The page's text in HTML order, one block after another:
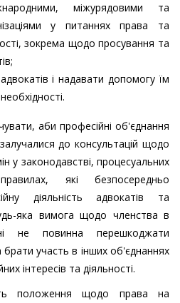
міжурядовими та
у питаннях права та
зокрема щодо просування та
і надавати допомогу їм
аби професійні об'єднання
до консультацій щодо
у законодавстві, процесуальних
які безпосередньо
діяльність адвокатів та
яка вимога щодо членства в
не повинна перешкоджати
участь в інших об'єднаннях
інтересів та діяльності.
положення щодо права на